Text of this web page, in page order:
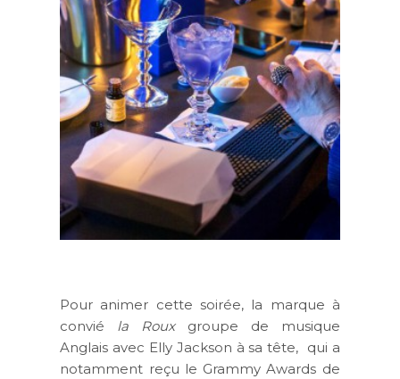
Pour animer cette soirée, la marque à
convié la Rouxgroupe de musique
Anglais avec Elly Jackson à sa tête, qui a
notamment reçu le Grammy Awards de